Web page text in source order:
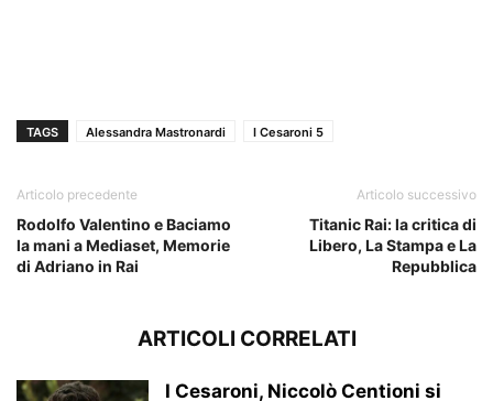
TAGS Alessandra Mastronardi I Cesaroni 5
Articolo precedente
Rodolfo Valentino e Baciamo
la mani a Mediaset, Memorie
di Adriano in Rai
Articolo successivo
Titanic Rai: la critica di
Libero, La Stampa e La
Repubblica
ARTICOLI CORRELATI
I Cesaroni, Niccolò Centioni si